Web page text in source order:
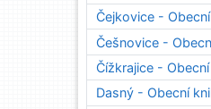
Čejkovice -
Češnovice -
Čížkrajice -
Dasný - Obecní